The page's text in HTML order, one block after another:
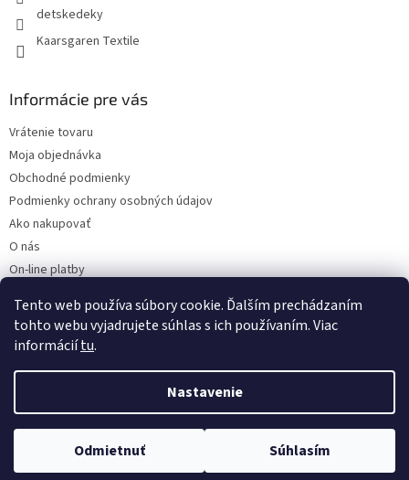
Tento web používa súbory cookie. Ďalším prechádzaním
tohto webu vyjadrujete súhlas s ich používaním. Viac
informáciítu.
Nastavenie
Odmietnuť Súhlasím
detskedeky
Kaarsgaren Textile
Informácie pre vás
Vrátenie tovaru
Moja objednávka
Obchodné podmienky
Podmienky ochrany osobných údajov
Ako nakupovať
O nás
On-line platby
Čo dať do kočíka v zime?
Vytvoril Shoptet
Copyright 2026Kaarsgaren.sk . Všetky práva vyhradené.